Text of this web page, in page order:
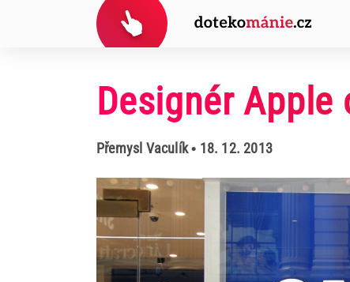
Designér Apple
Přemysl Vaculík• 18. 12. 2013